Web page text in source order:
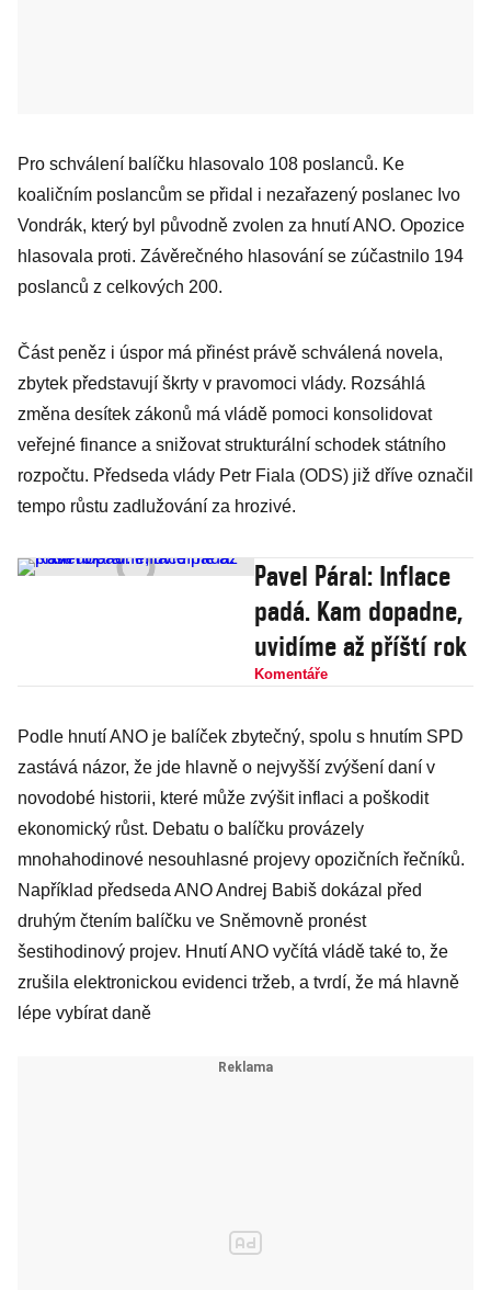
Pro schválení balíčku hlasovalo 108 poslanců. Ke
koaličním poslancům se přidal i nezařazený poslanec Ivo
Vondrák, který byl původně zvolen za hnutí ANO. Opozice
hlasovala proti. Závěrečného hlasování se zúčastnilo 194
poslanců z celkových 200.
Část peněz i úspor má přinést právě schválená novela,
zbytek představují škrty v pravomoci vlády. Rozsáhlá
změna desítek zákonů má vládě pomoci konsolidovat
veřejné finance a snižovat strukturální schodek státního
rozpočtu. Předseda vlády Petr Fiala (ODS) již dříve označil
tempo růstu zadlužování za hrozivé.
Pavel Páral: Inflace
padá. Kam dopadne,
uvidíme až příští rok
Komentáře
Podle hnutí ANO je balíček zbytečný, spolu s hnutím SPD
zastává názor, že jde hlavně o nejvyšší zvýšení daní v
novodobé historii, které může zvýšit inflaci a poškodit
ekonomický růst. Debatu o balíčku provázely
mnohahodinové nesouhlasné projevy opozičních řečníků.
Například předseda ANO Andrej Babiš dokázal před
druhým čtením balíčku ve Sněmovně pronést
šestihodinový projev. Hnutí ANO vyčítá vládě také to, že
zrušila elektronickou evidenci tržeb, a tvrdí, že má hlavně
lépe vybírat daně